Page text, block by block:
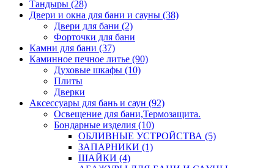
Тандыры (28)
Двери и окна для бани и сауны (38)
Двери для бани (2)
Форточки для бани
Камни для бани (37)
Каминное печное литье (90)
Духовые шкафы (10)
Плиты
Дверки
Аксессуары для бань и саун (92)
Освещение для бани,Термозащита.
Бондарные изделия (10)
ОБЛИВНЫЕ УСТРОЙСТВА (5)
ЗАПАРНИКИ (1)
ШАЙКИ (4)